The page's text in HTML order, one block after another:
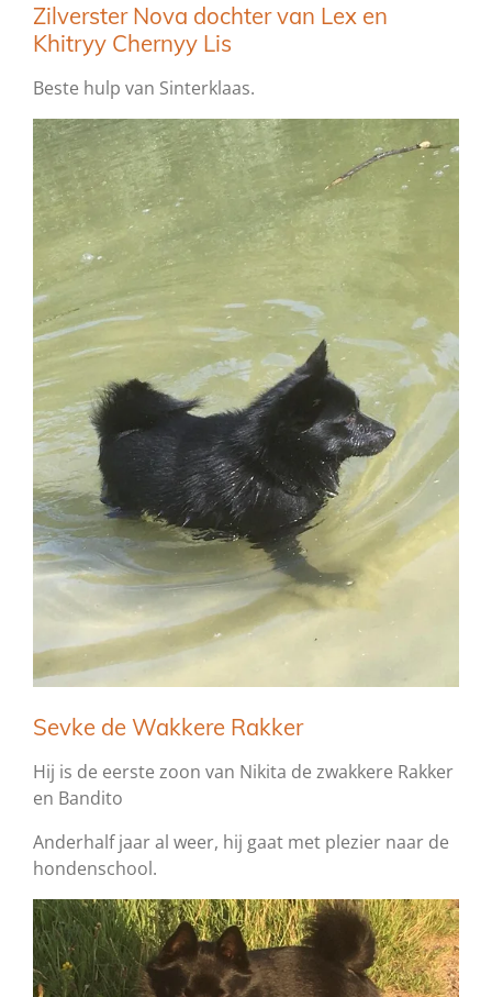
Zilverster Nova dochter van Lex en
Khitryy Chernyy Lis
Beste hulp van Sinterklaas.
Sevke de Wakkere Rakker
Hij is de eerste zoon van Nikita de zwakkere Rakker
en Bandito
Anderhalf jaar al weer, hij gaat met plezier naar de
hondenschool.